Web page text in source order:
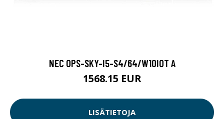
NEC OPS-SKY-I5-S4/64/W10IOT A
1568.15 EUR
LISÄTIETOJA